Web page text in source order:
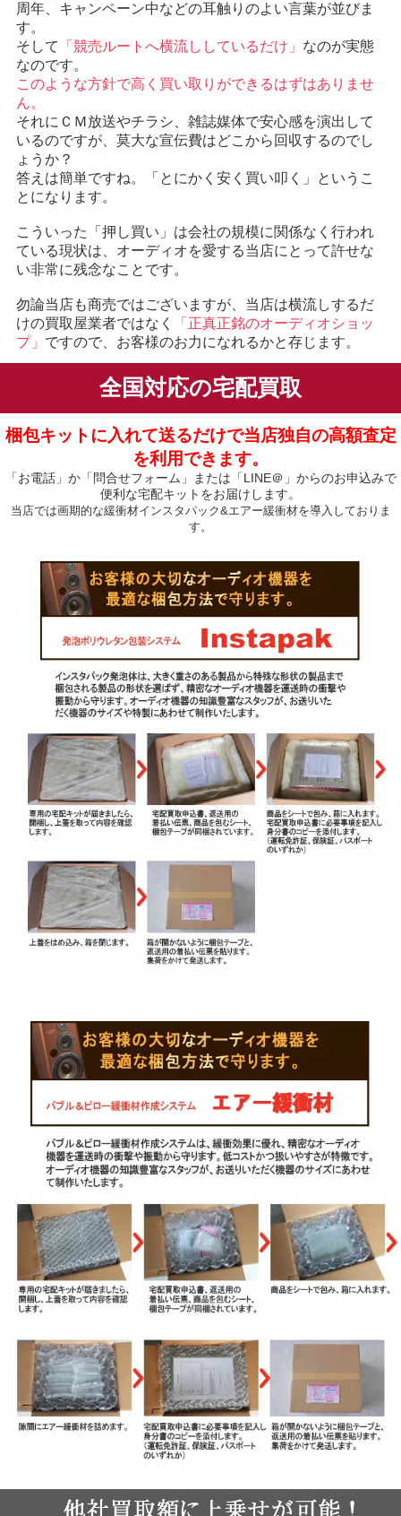
周年、キャンペーン中などの耳触りのよい言葉が並びま
す。
そして
「競売ルートへ横流ししているだけ」 なのが実態
なのです。
このような方針で高く買い取りができるはずはありませ
ん。
それにＣＭ放送やチラシ、雑誌媒体で安心感を演出して
いるのですが、莫大な宣伝費はどこから回収するのでし
ょうか？
答えは簡単ですね。「とにかく安く買い叩く」というこ
とになります。
こういった「押し買い」は会社の規模に関係なく行われ
ている現状は、オーディオを愛する当店にとって許せな
い非常に残念なことです。
勿論当店も商売ではございますが、当店は横流しするだ
けの買取屋業者ではなく
「正真正銘のオーディオショッ
プ」 ですので、お客様のお力になれるかと存じます。
全国対応の宅配買取
梱包キットに入れて送るだけで当店独自の高額査定
を利用できます。
「お電話」か「問合せフォーム」または「LINE＠」からのお申込みで
便利な宅配キットをお届けします。
当店では画期的な緩衝材インスタパック&エアー緩衝材を導入しておりま
す。